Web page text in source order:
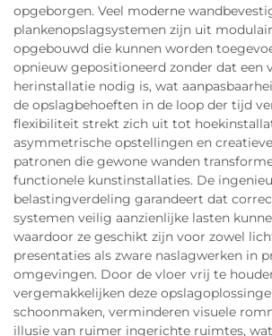
opgeborgen. Veel moderne
plankenopslagsystemen zijn uit
opgebouwd die kunnen worden
opnieuw gepositioneerd zonder dat een
herinstallatie nodig is, wat
de opslagbehoeften in de loop der tijd
flexibiliteit strekt zich uit tot
asymmetrische opstellingen en
patronen die gewone wanden
functionele kunstinstallaties. De
belastingverdeling garandeert dat
systemen veilig aanzienlijke lasten
waardoor ze geschikt zijn voor zowel
presentaties als zware naslagwerken in
omgevingen. Door de vloer vrij te
vergemakkelijken deze
schoonmaken, verminderen visuele
illusie van ruimer ingerichte ruimtes,